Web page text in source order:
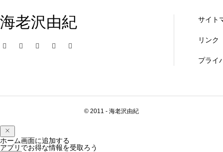
海老沢由紀 サイト
リンク
プライ
© 2011 - 海老沢由紀
ホーム画面に追加する
アプリでお得な情報を受取ろう